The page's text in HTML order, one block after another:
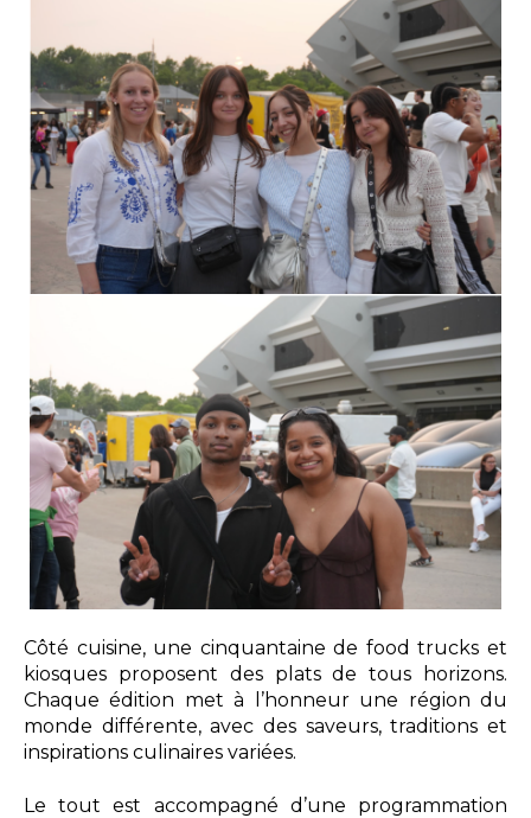
Côté cuisine, une cinquantaine de food trucks et
kiosques proposent des plats de tous horizons.
Chaque édition met à l’honneur une région du
monde différente, avec des saveurs, traditions et
inspirations culinaires variées.
Le tout est accompagné d’une programmation